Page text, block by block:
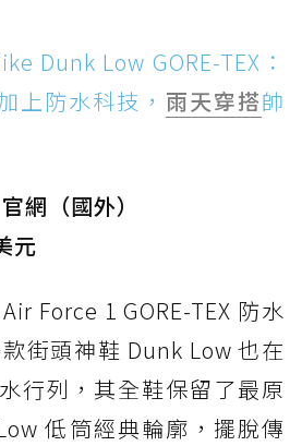
Dunk Low GORE-TEX：
上防水科技， 雨天穿搭帥
網（國外）
元
Force 1 GORE-TEX 防水
街頭神鞋 Dunk Low 也在
行列，其全鞋保留了最原
低筒經典輪廓，擺脫傳